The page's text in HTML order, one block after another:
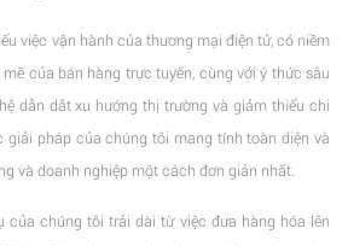
việc vận hành của thương mại điện tử, có niềm
của bán hàng trực tuyến, cùng với ý thức sâu
dẫn dắt xu hướng thị trường và giảm thiểu chi
giải pháp của chúng tôi mang tính toàn diện và
và doanh nghiệp một cách đơn giản nhất.
của chúng tôi trải dài từ việc đưa hàng hóa lên